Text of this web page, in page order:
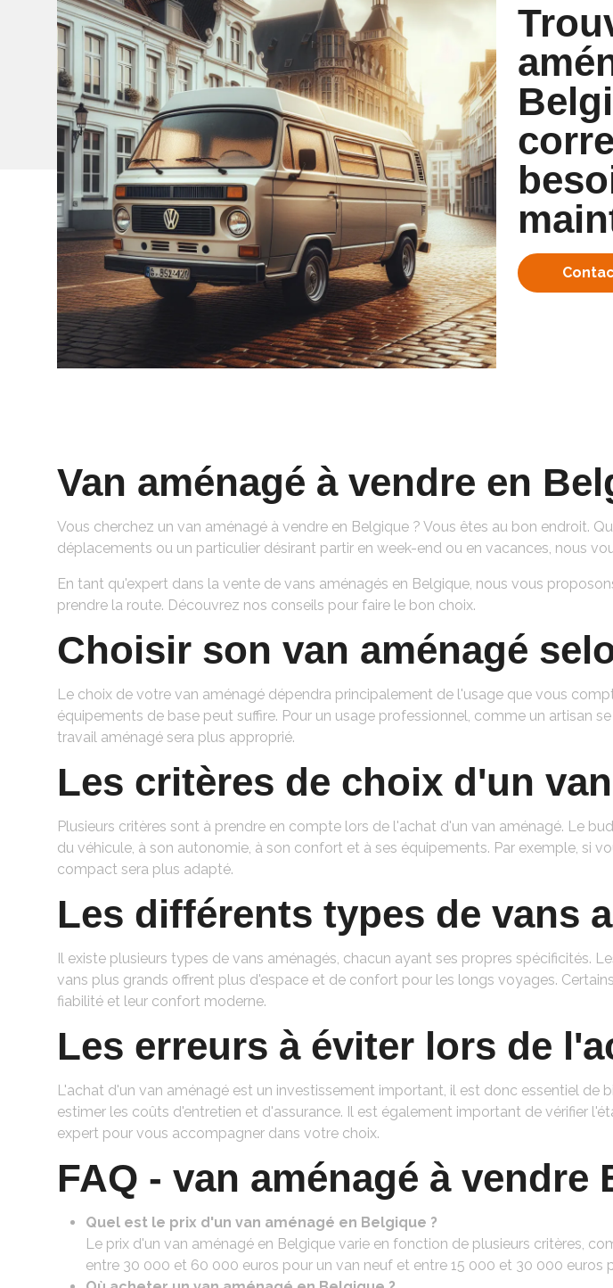
Van aménagé à vendre en
Vous cherchez un van aménagé à vendre en Belgique ? Vous êtes au bon endroit.
déplacements ou un particulier désirant partir en week-end ou en vacances, nous
En tant qu'expert dans la vente de vans aménagés en Belgique, nous vous
prendre la route. Découvrez nos conseils pour faire le bon choix.
Choisir son van aménagé
Le choix de votre van aménagé dépendra principalement de l'usage que vous
équipements de base peut suffire. Pour un usage professionnel, comme un artisan
travail aménagé sera plus approprié.
Les critères de choix d'un
Plusieurs critères sont à prendre en compte lors de l'achat d'un van aménagé. Le
du véhicule, à son autonomie, à son confort et à ses équipements. Par exemple, si
compact sera plus adapté.
Les différents types de vans
Il existe plusieurs types de vans aménagés, chacun ayant ses propres spécificités.
vans plus grands offrent plus d'espace et de confort pour les longs voyages.
fiabilité et leur confort moderne.
Les erreurs à éviter lors de
L'achat d'un van aménagé est un investissement important, il est donc essentiel de
estimer les coûts d'entretien et d'assurance. Il est également important de vérifier
expert pour vous accompagner dans votre choix.
FAQ - van aménagé à vendre
Quel est le prix d'un van aménagé en Belgique ?
Le prix d'un van aménagé en Belgique varie en fonction de plusieurs critères,
entre 30 000 et 60 000 euros pour un van neuf et entre 15 000 et 30 000 euros